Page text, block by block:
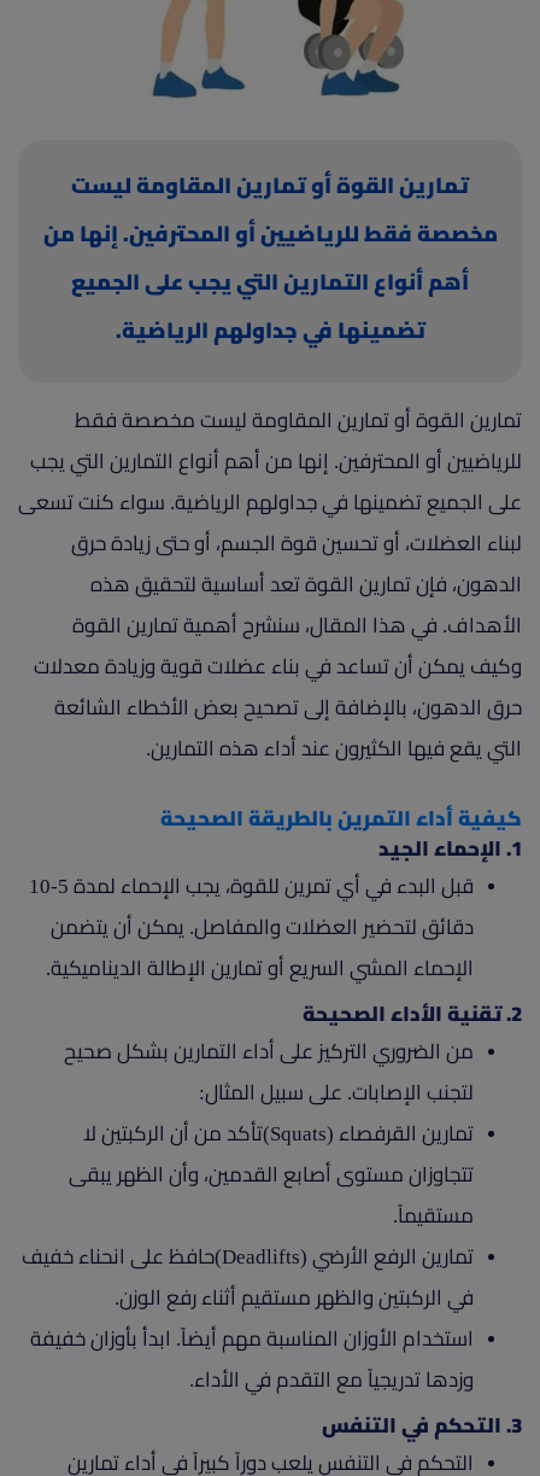
تمارين القوة أو تمارين المقاومة ليست
مخصصة فقط للرياضيين أو المحترفين. إنها من
أهم أنواع التمارين التي يجب على الجميع
تضمينها في جداولهم الرياضية.
تمارين القوة أو تمارين المقاومة ليست مخصصة فقط
للرياضيين أو المحترفين. إنها من أهم أنواع التمارين التي يجب
على الجميع تضمينها في جداولهم الرياضية. سواء كنت تسعى
لبناء العضلات، أو تحسين قوة الجسم، أو حتى زيادة حرق
الدهون، فإن تمارين القوة تعد أساسية لتحقيق هذه
الأهداف. في هذا المقال، سنشرح أهمية تمارين القوة
وكيف يمكن أن تساعد في بناء عضلات قوية وزيادة معدلات
حرق الدهون، بالإضافة إلى تصحيح بعض الأخطاء الشائعة
التي يقع فيها الكثيرون عند أداء هذه التمارين.
كيفية أداء التمرين بالطريقة الصحيحة
1. الإحماء الجيد
قبل البدء في أي تمرين للقوة، يجب الإحماء لمدة 5-10
دقائق لتحضير العضلات والمفاصل. يمكن أن يتضمن
الإحماء المشي السريع أو تمارين الإطالة الديناميكية.
2. تقنية الأداء الصحيحة
من الضروري التركيز على أداء التمارين بشكل صحيح
لتجنب الإصابات. على سبيل المثال:
تمارين القرفصاء (Squats)تأكد من أن الركبتين لا
تتجاوزان مستوى أصابع القدمين، وأن الظهر يبقى
مستقيماً.
تمارين الرفع الأرضي (Deadlifts)حافظ على انحناء خفيف
في الركبتين والظهر مستقيم أثناء رفع الوزن.
استخدام الأوزان المناسبة مهم أيضاً. ابدأ بأوزان خفيفة
وزدها تدريجياً مع التقدم في الأداء.
3. التحكم في التنفس
التحكم في التنفس يلعب دوراً كبيراً في أداء تمارين